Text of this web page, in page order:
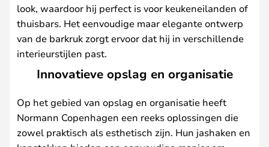
look, waardoor hij perfect is voor keukeneilanden of
thuisbars. Het eenvoudige maar elegante ontwerp
van de barkruk zorgt ervoor dat hij in verschillende
interieurstijlen past.
Innovatieve opslag en organisatie
Op het gebied van opslag en organisatie heeft
Normann Copenhagen een reeks oplossingen die
zowel praktisch als esthetisch zijn. Hun jashaken en